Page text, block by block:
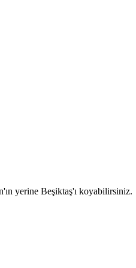
yerine Beşiktaş'ı koyabilirsiniz.